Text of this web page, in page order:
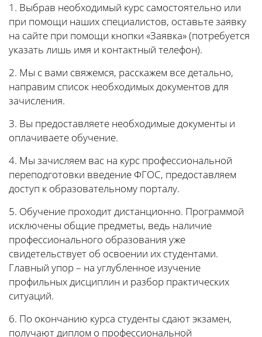
1. Выбрав необходимый курс самостоятельно или
при помощи наших специалистов, оставьте заявку
на сайте при помощи кнопки «Заявка» (потребуется
указать лишь имя и контактный телефон).
2. Мы с вами свяжемся, расскажем все детально,
направим список необходимых документов для
зачисления.
3. Вы предоставляете необходимые документы и
оплачиваете обучение.
4. Мы зачисляем вас на курс профессиональной
переподготовки введение ФГОС, предоставляем
доступ к образовательному порталу.
5. Обучение проходит дистанционно. Программой
исключены общие предметы, ведь наличие
профессионального образования уже
свидетельствует об освоении их студентами.
Главный упор – на углубленное изучение
профильных дисциплин и разбор практических
ситуаций.
6. По окончанию курса студенты сдают экзамен,
получают диплом о профессиональной